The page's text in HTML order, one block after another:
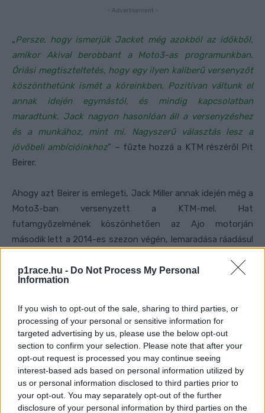
p1race.hu - Do Not Process My Personal
Information
If you wish to opt-out of the sale, sharing to third parties, or
processing of your personal or sensitive information for
targeted advertising by us, please use the below opt-out
section to confirm your selection. Please note that after your
opt-out request is processed you may continue seeing
interest-based ads based on personal information utilized by
us or personal information disclosed to third parties prior to
your opt-out. You may separately opt-out of the further
disclosure of your personal information by third parties on the
- Advertisement -
„Persze, hogy ismerjük Jacket még azokból az időkből,
amikor Akival berobbant a Moto3-as programunkban.
Óriási megtiszteltetés, hogy egy ilyen kaliberű versenyzőt
köszönthetünk ismét a köreinkben. Pozitívan váltunk el
annak idején egymástól, és mindig kapcsolatban
maradtunk. Jack nagyon hasonlóan áll a versenyzéshez
és a munkához, mint mi. Nagyszerű választás lesz a
jövőbeli ambícióinkhoz” – fűzte hozzá a KTM részéről Pit
Beirer.
Ahogy azt Beirer is emlegeti, Jack Miller annak idején még a
Moto3-ban versenyzett a KTM-mel. Hat
futamgyőzelmének köszönhetően az Ajo motorján
második lett a 2014-es szezon végén, lemaradása ráadásul
vb-cím is közel volt.
FORRÁS
KTM
CIMKÉK
2023 2024 Brad Binder
Ducati
Francesco Guidotti
Gresini Racing
KTM
Miguel Oliveira
Pit Beirer Red Bull KTM